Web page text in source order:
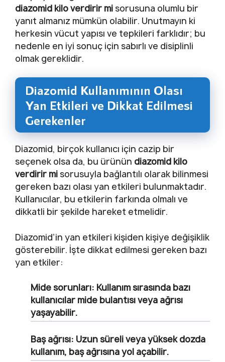
diazomid kilo verdirir mi sorusuna olumlu bir
yanıt almanız mümkün olabilir. Unutmayın ki
herkesin vücut yapısı ve tepkileri farklıdır; bu
nedenle en iyi sonuç için sabırlı ve disiplinli
olmak gereklidir.
Diazomid Kullanımının Olası
Yan Etkileri ve Dikkat Edilmesi
Gerekenler
Diazomid, birçok kullanıcı için cazip bir
seçenek olsa da, bu ürünün diazomid kilo
verdirir mi sorusuyla bağlantılı olarak bilinmesi
gereken bazı olası yan etkileri bulunmaktadır.
Kullanıcılar, bu etkilerin farkında olmalı ve
dikkatli bir şekilde hareket etmelidir.
Diazomid’in yan etkileri kişiden kişiye değişiklik
gösterebilir. İşte dikkat edilmesi gereken bazı
yan etkiler:
Mide sorunları: Kullanım sırasında bazı
kullanıcılar mide bulantısı veya ağrısı
yaşayabilir.
Baş ağrısı: Uzun süreli veya yüksek dozda
kullanım, baş ağrısına yol açabilir.